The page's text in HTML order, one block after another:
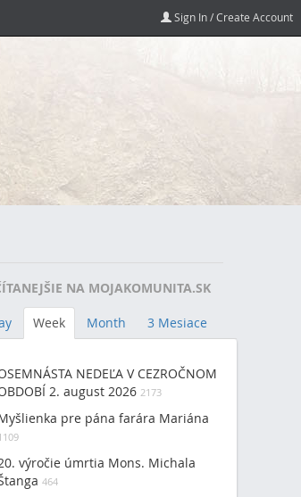
Sign In / Create Account
NA MOJAKOMUNITA.SK
Week Month 3 Mesiace
NEDEĽA V CEZROČNOM
2. august 2026 2173
pre pána farára Mariána
výročie úmrtia Mons. Michala
464